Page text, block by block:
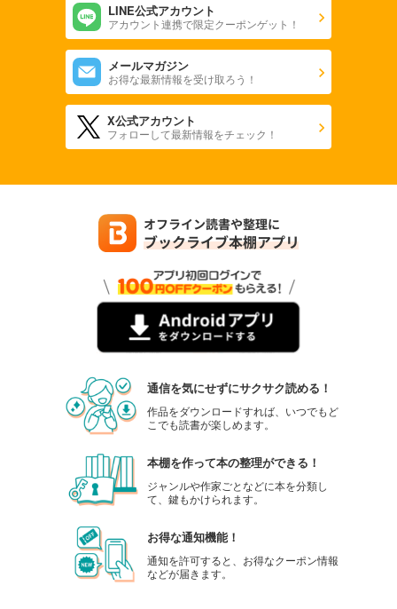
LINE公式アカウント
アカウント連携で限定クーポンゲット！
メールマガジン
お得な最新情報を受け取ろう！
X公式アカウント
フォローして最新情報をチェック！
通信を気にせずにサクサク読める！
作品をダウンロードすれば、いつでもど
こでも読書が楽しめます。
本棚を作って本の整理ができる！
ジャンルや作家ごとなどに本を分類し
て、鍵もかけられます。
お得な通知機能！
通知を許可すると、お得なクーポン情報
などが届きます。